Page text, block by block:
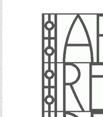
Skip to content